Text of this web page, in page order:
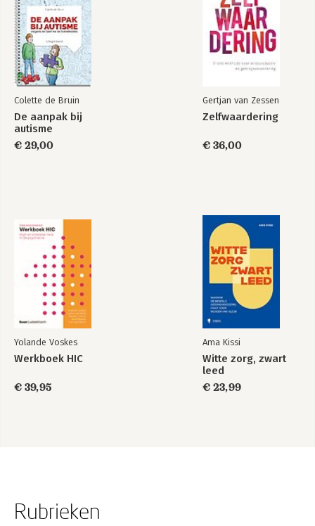
Colette de Bruin
De aanpak bij
autisme
€ 29,00
Gertjan van Zessen
Zelfwaardering
€ 36,00
Yolande Voskes
Werkboek HIC
€ 39,95
Ama Kissi
Witte zorg, zwart
leed
€ 23,99
Rubrieken